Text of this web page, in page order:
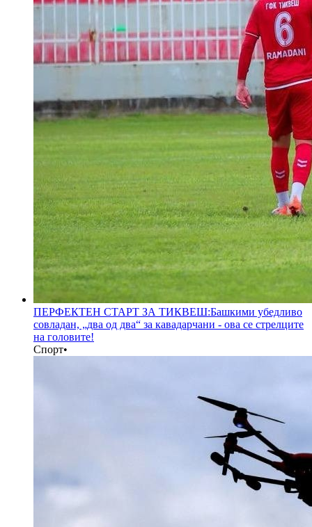
ПЕРФЕКТЕН СТАРТ ЗА ТИКВЕШ:Башкими убедливо
совладан, „два од два“ за кавадарчани - ова се стрелците
на головите!
Спорт•